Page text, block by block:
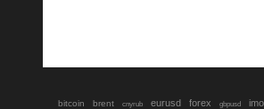
bitcoin brent cnyrub eurusd forex gbpusd